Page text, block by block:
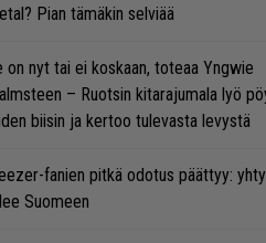
Pian tämäkin selviää
on nyt tai ei koskaan, toteaa Yngwie
– Ruotsin kitarajumala lyö
biisin ja kertoo tulevasta levystä
fanien pitkä odotus päättyy:
Suomeen